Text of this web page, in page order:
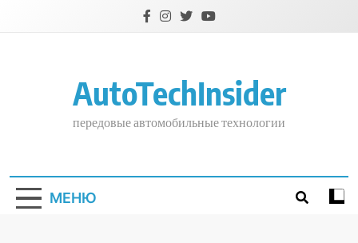
AutoTechInsider
передовые автомобильные технологии
МЕНЮ